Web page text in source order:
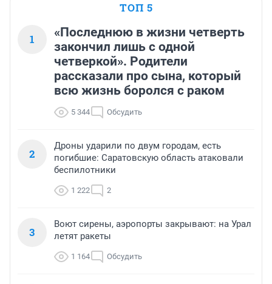
ТОП 5
1
«Последнюю в жизни четверть
закончил лишь с одной
четверкой». Родители
рассказали про сына, который
всю жизнь боролся с раком
5 344 Обсудить
2
Дроны ударили по двум городам, есть
погибшие: Саратовскую область атаковали
беспилотники
1 222 2
3
Воют сирены, аэропорты закрывают: на Урал
летят ракеты
1 164 Обсудить